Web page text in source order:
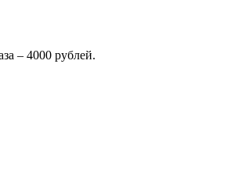
– 4000 рублей.